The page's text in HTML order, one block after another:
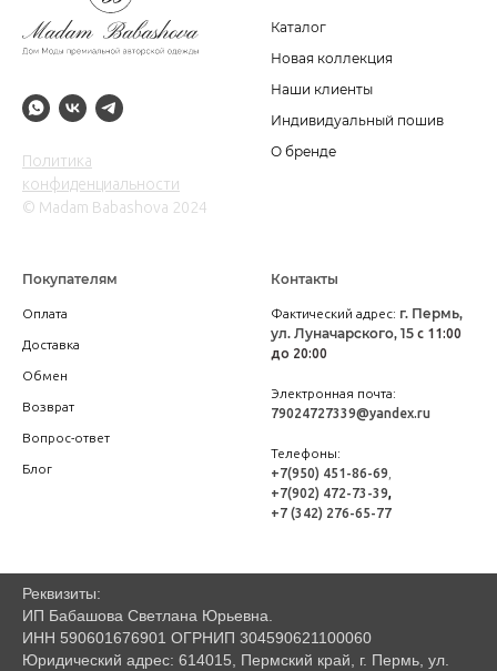
Политика
конфиденциальности
© Madam Babashova 2024
Каталог
Новая коллекция
Наши клиенты
Индивидуальный пошив
О бренде
Покупателям
Оплата
Доставка
Обмен
Возврат
Вопрос-ответ
Блог
Контакты
Фактический адрес: г. Пермь,
ул. Луначарского, 15 с 11:00
до 20:00
Электронная почта:
79024727339@yandex.ru
Телефоны:
+7(950) 451-86-69
+7(902) 472-73-39,
+7 (342) 276-65-77
Реквизиты:
ИП Бабашова Светлана Юрьевна.
ИНН 590601676901 ОГРНИП 304590621100060
Юридический адрес: 614015, Пермский край, г. Пермь, ул.